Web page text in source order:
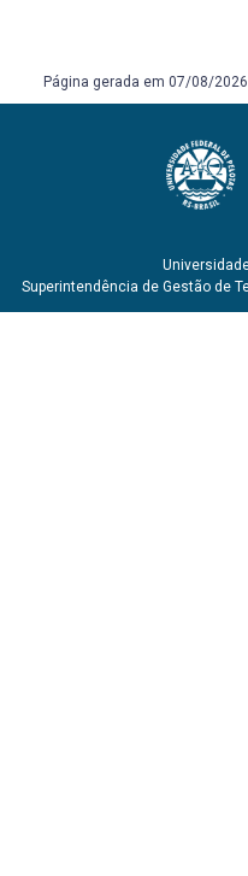
Página gerada em 07/08/
Superintendência de Gestão de